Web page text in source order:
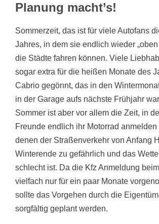
Planung macht’s!
Sommerzeit, das ist für viele Autofans
Jahres, in dem sie endlich wieder „oben
die Städte fahren können. Viele
sogar extra für die heißen Monate des
Cabrio gegönnt, das in den
in der Garage aufs nächste Frühjahr
Sommer ist aber vor allem die Zeit, in
Freunde endlich ihr Motorrad anmelden
denen der Straßenverkehr von Anfang
Winterende zu gefährlich und das
schlecht ist. Da die Kfz Anmeldung
vielfach nur für ein paar Monate
sollte das Vorgehen durch die
sorgfältig geplant werden.